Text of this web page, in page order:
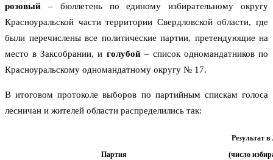
розовый – бюллетень по единому избирательному округу
Красноуральской части территории Свердловской области, где
были перечислены все политические партии, претендующие на
место в Заксобрании, и голубой– список одномандатников по
Красноуральскому одномандатному округу № 17.
В итоговом протоколе выборов по партийным спискам голоса
лесничан и жителей области распределились так:
Партия
Результат
(число